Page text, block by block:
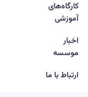
کارگاه‌های
آموزشی
اخبار
موسسه
ارتباط با ما